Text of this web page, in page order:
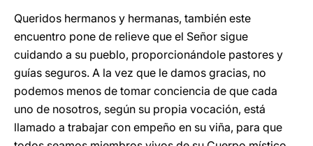
Queridos hermanos y hermanas, también este
encuentro pone de relieve que el Señor sigue
cuidando a su pueblo, proporcionándole pastores y
guías seguros. A la vez que le damos gracias, no
podemos menos de tomar conciencia de que cada
uno de nosotros, según su propia vocación, está
llamado a trabajar con empeño en su viña, para que